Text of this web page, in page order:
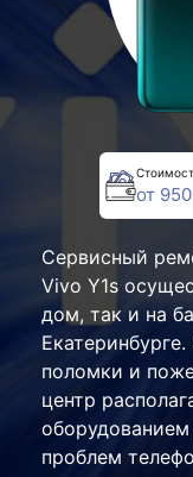
от
Сервисный
Vivo Y1s
дом, так и на
поломки и
центр
проблем